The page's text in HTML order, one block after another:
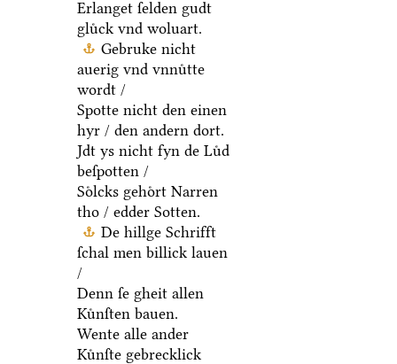
Erlanget ſelden gudt
gluͤck vnd woluart.
Gebruke nicht
auerig vnd vnnuͤtte
wordt /
Spotte nicht den einen
hyr / den andern dort.
Jdt ys nicht fyn de Luͤd
beſpotten /
Soͤlcks gehoͤrt Narren
tho / edder Sotten.
De hillge Schrifft
ſchal men billick lauen
/
Denn ſe gheit allen
Kuͤnſten bauen.
Wente alle ander
Kuͤnſte gebrecklick